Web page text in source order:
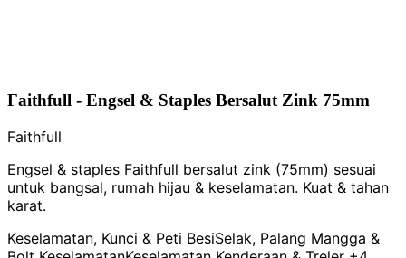
Faithfull - Engsel & Staples Bersalut Zink 75mm
Faithfull
Engsel & staples Faithfull bersalut zink (75mm) sesuai
untuk bangsal, rumah hijau & keselamatan. Kuat & tahan
karat.
Keselamatan, Kunci & Peti BesiSelak, Palang Mangga &